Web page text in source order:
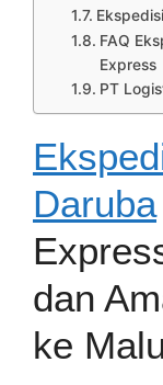
FAQ
Express
PT
Daruba
dan
ke